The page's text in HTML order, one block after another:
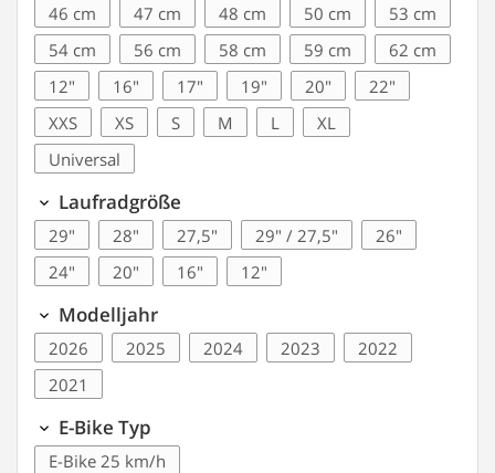
46 cm 47 cm 48 cm 50 cm
53 cm
54 cm
56 cm 58 cm 59 cm
62 cm
12"
16" 17" 19" 20"
22"
XXS
XS S M L
XL
Universal
Laufradgröße
29" 28" 27,5" 29" / 27,5"
26"
24"
20" 16" 12"
Modelljahr
2026 2025 2024 2023
2022
2021
E-Bike Typ
E-Bike 25 km/h